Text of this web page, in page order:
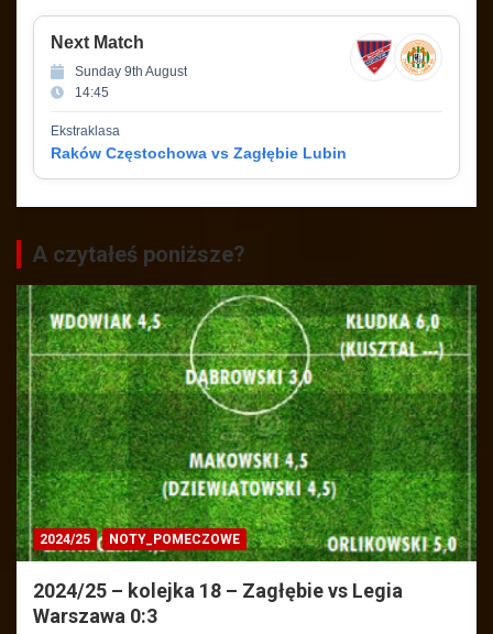
Next Match
Sunday 9th August
14:45
Ekstraklasa
Raków Częstochowa vs Zagłębie Lubin
A czytałeś poniższe?
2024/25 NOTY_POMECZOWE
2024/25 – kolejka 18 – Zagłębie vs Legia
Warszawa 0:3